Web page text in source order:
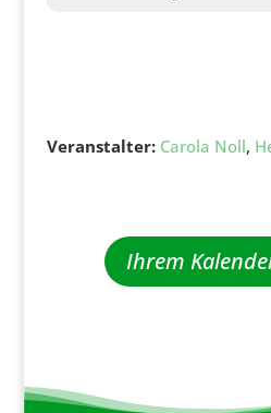
Veranstalter: Carola Noll,
Ihrem